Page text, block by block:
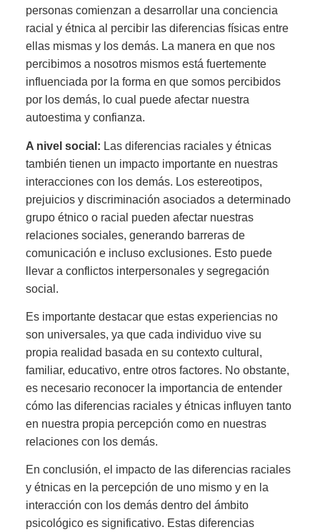
personas comienzan a desarrollar una conciencia
racial y étnica al percibir las diferencias físicas entre
ellas mismas y los demás. La manera en que nos
percibimos a nosotros mismos está fuertemente
influenciada por la forma en que somos percibidos
por los demás, lo cual puede afectar nuestra
autoestima y confianza.
A nivel social: Las diferencias raciales y étnicas
también tienen un impacto importante en nuestras
interacciones con los demás. Los estereotipos,
prejuicios y discriminación asociados a determinado
grupo étnico o racial pueden afectar nuestras
relaciones sociales, generando barreras de
comunicación e incluso exclusiones. Esto puede
llevar a conflictos interpersonales y segregación
social.
Es importante destacar que estas experiencias no
son universales, ya que cada individuo vive su
propia realidad basada en su contexto cultural,
familiar, educativo, entre otros factores. No obstante,
es necesario reconocer la importancia de entender
cómo las diferencias raciales y étnicas influyen tanto
en nuestra propia percepción como en nuestras
relaciones con los demás.
En conclusión, el impacto de las diferencias raciales
y étnicas en la percepción de uno mismo y en la
interacción con los demás dentro del ámbito
psicológico es significativo. Estas diferencias